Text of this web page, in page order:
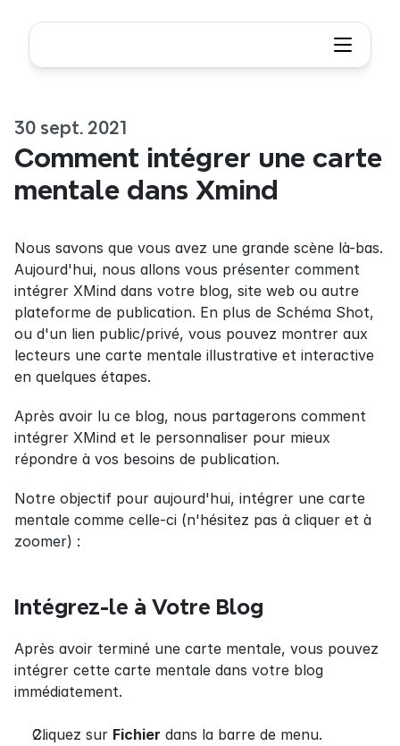
30 sept. 2021
Comment intégrer une carte
mentale dans Xmind
Nous savons que vous avez une grande scène là-bas.
Aujourd'hui, nous allons vous présenter comment
intégrer XMind dans votre blog, site web ou autre
plateforme de publication. En plus de Schéma Shot,
ou d'un lien public/privé, vous pouvez montrer aux
lecteurs une carte mentale illustrative et interactive
en quelques étapes.
Après avoir lu ce blog, nous partagerons comment
intégrer XMind et le personnaliser pour mieux
répondre à vos besoins de publication.
Notre objectif pour aujourd'hui, intégrer une carte
mentale comme celle-ci (n'hésitez pas à cliquer et à
zoomer) :
Intégrez-le à Votre Blog
Après avoir terminé une carte mentale, vous pouvez
intégrer cette carte mentale dans votre blog
immédiatement.
Cliquez sur Fichier dans la barre de menu.